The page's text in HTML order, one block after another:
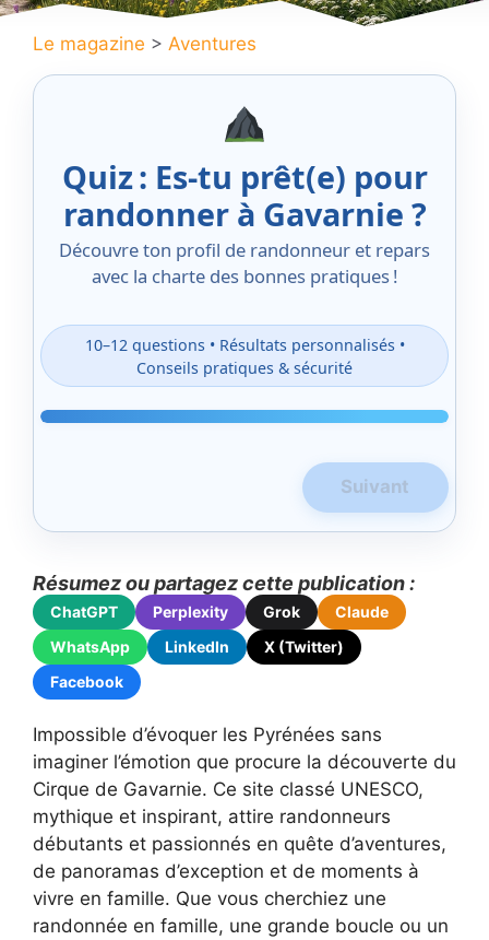
Le magazine > Aventures
Quiz : Es-tu prêt(e) pour
randonner à Gavarnie ?
Découvre ton profil de randonneur et repars
avec la charte des bonnes pratiques !
10–12 questions • Résultats personnalisés •
Conseils pratiques & sécurité
Suivant
Résumez ou partagez cette publication :
ChatGPT Perplexity Grok
Claude
WhatsApp
LinkedIn
X (Twitter)
Facebook
Impossible d’évoquer les Pyrénées sans
imaginer l’émotion que procure la découverte du
Cirque de Gavarnie. Ce site classé UNESCO,
mythique et inspirant, attire randonneurs
débutants et passionnés en quête d’aventures,
de panoramas d’exception et de moments à
vivre en famille. Que vous cherchiez une
randonnée en famille, une grande boucle ou un